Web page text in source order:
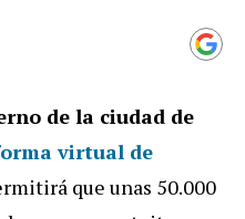
de la ciudad de
virtual de
que unas 50.000